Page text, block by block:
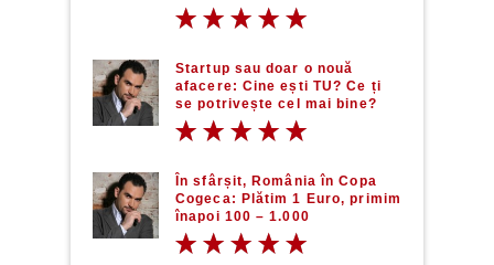
Startup sau doar o nouă
afacere: Cine ești TU? Ce ți
se potrivește cel mai bine?
În sfârșit, România în Copa
Cogeca: Plătim 1 Euro, primim
înapoi 100 – 1.000